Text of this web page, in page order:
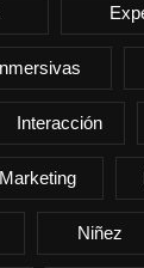
Interacción
Marketing
Niñez